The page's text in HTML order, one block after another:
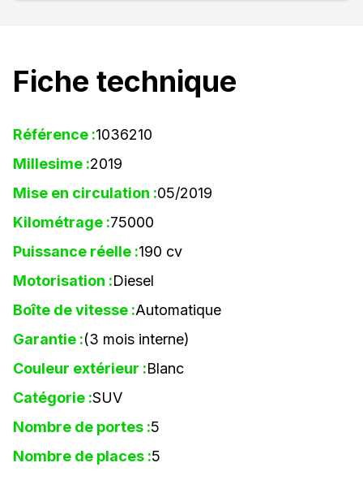
Fiche technique
Référence :1036210
Millesime :2019
Mise en circulation :05/2019
Kilométrage :75000
Puissance réelle :190 cv
Motorisation :Diesel
Boîte de vitesse :Automatique
Garantie :(3 mois interne)
Couleur extérieur :Blanc
Catégorie :SUV
Nombre de portes :5
Nombre de places :5